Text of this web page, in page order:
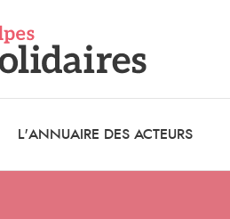
L'ANNUAIRE DES ACTEURS